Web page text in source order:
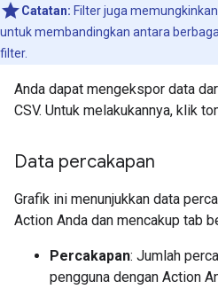
Catatan: Filter juga
untuk membandingkan antara
filter.
Anda dapat mengekspor data
CSV. Untuk melakukannya, klik
Data percakapan
Grafik ini menunjukkan data
Action Anda dan mencakup tab
Percakapan: Jumlah
pengguna dengan Action